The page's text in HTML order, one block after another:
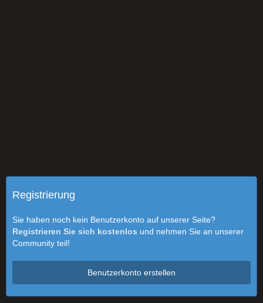
Registrierung
Sie haben noch kein Benutzerkonto auf unserer Seite?
Registrieren Sie sich kostenlos und nehmen Sie an unserer
Community teil!
Benutzerkonto erstellen